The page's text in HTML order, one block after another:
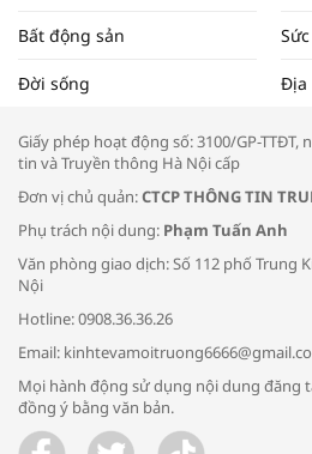
Tọa đàm
Bác sĩ tư vấn
đường hô
Trao yêu
Bất động sản
Đời sống Địa
Giấy phép hoạt động số: 3100/GP-TTĐT,
tin và Truyền thông Hà Nội cấp
Đơn vị chủ quản:CTCP THÔNG TIN
Phụ trách nội dung: Phạm Tuấn Anh
Văn phòng giao dịch: Số 112 phố Trung
Nội
Hotline: 0908.36.36.26
Email:
Mọi hành động sử dụng nội dung đăng
đồng ý bằng văn bản.